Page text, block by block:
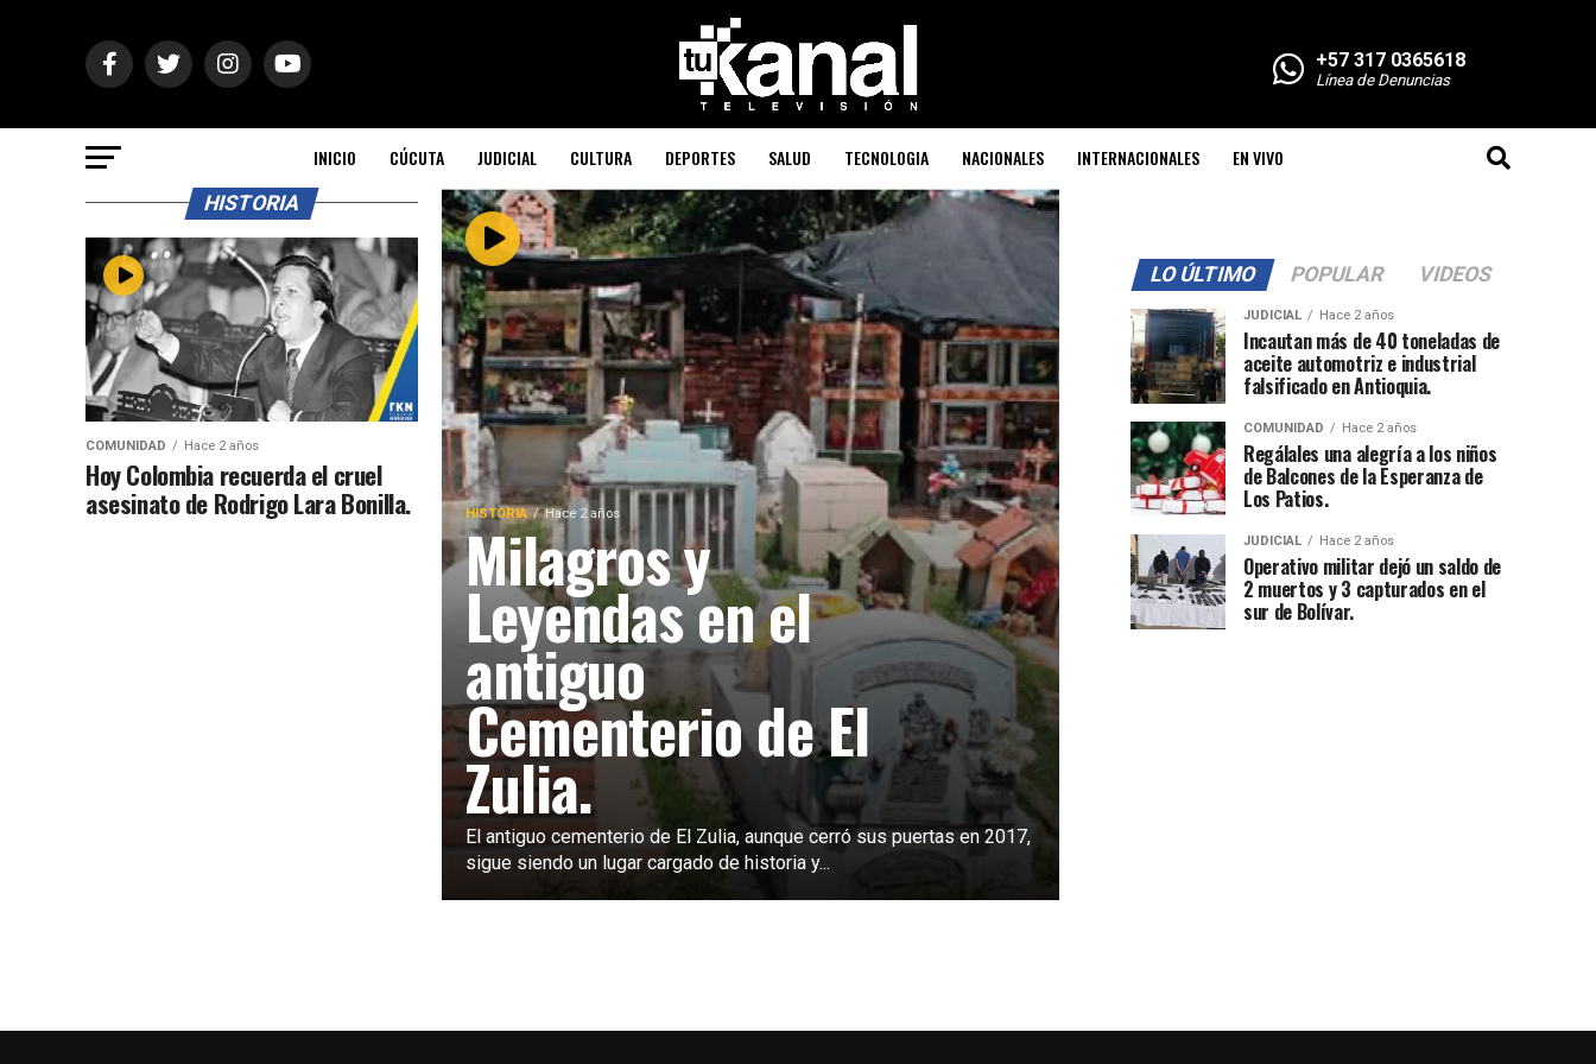
+57 317 0365618
Línea de Denuncias
INICIO CÚCUTA JUDICIAL CULTURA DEPORTES SALUD TECNOLOGIA NACIONALES INTERNACIONALES EN VIVO
HISTORIA Hace 2 años
Milagros y
Leyendas en el
antiguo
Cementerio de El
Zulia.
El antiguo cementerio de El Zulia, aunque cerró sus puertas en 2017,
sigue siendo un lugar cargado de historia y...
HISTORIA
COMUNIDAD Hace 2 años
Hoy Colombia recuerda el cruel
asesinato de Rodrigo Lara Bonilla.
LO ÚLTIMO POPULAR VIDEOS
JUDICIAL Hace 2 años
Incautan más de 40 toneladas de
aceite automotriz e industrial
falsificado en Antioquia.
COMUNIDAD Hace 2 años
Regálales una alegría a los niños
de Balcones de la Esperanza de
Los Patios.
JUDICIAL Hace 2 años
Operativo militar dejó un saldo de
2 muertos y 3 capturados en el
sur de Bolívar.